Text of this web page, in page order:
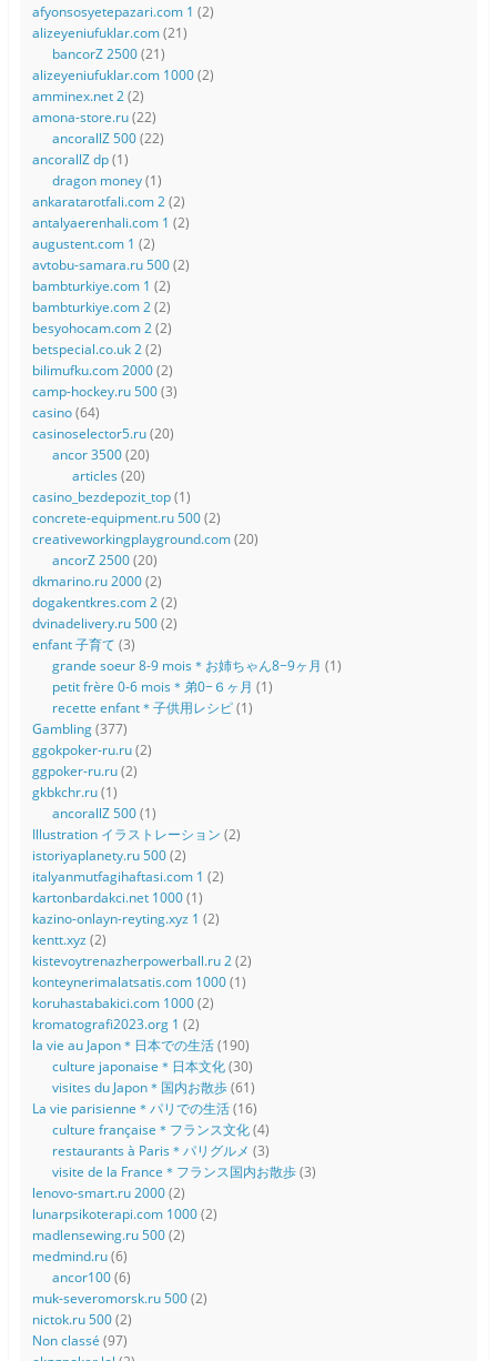
afyonsosyetepazari.com 1 (2)
alizeyeniufuklar.com(21)
bancorZ 2500(21)
alizeyeniufuklar.com 1000(2)
amminex.net 2(2)
amona-store.ru(22)
ancorallZ 500(22)
ancorallZ dp(1)
dragon money(1)
ankaratarotfali.com 2(2)
antalyaerenhali.com 1 (2)
augustent.com 1 (2)
avtobu-samara.ru 500(2)
bambturkiye.com 1 (2)
bambturkiye.com 2(2)
besyohocam.com 2(2)
betspecial.co.uk 2(2)
bilimufku.com 2000(2)
camp-hockey.ru 500(3)
casino(64)
casinoselector5.ru(20)
ancor 3500(20)
articles (20)
casino_bezdepozit_top(1)
concrete-equipment.ru 500(2)
creativeworkingplayground.com(20)
ancorZ 2500(20)
dkmarino.ru 2000(2)
dogakentkres.com 2(2)
dvinadelivery.ru 500(2)
enfant 子育て (3)
grande soeur 8-9 mois＊お姉ちゃん8−9ヶ月 (1)
petit frère 0-6 mois＊弟0−６ヶ月 (1)
recette enfant＊子供用レシピ(1)
Gambling(377)
ggokpoker-ru.ru(2)
ggpoker-ru.ru(2)
gkbkchr.ru(1)
ancorallZ 500(1)
Illustration イラストレーション (2)
istoriyaplanety.ru 500(2)
italyanmutfagihaftasi.com 1 (2)
kartonbardakci.net 1000(1)
kazino-onlayn-reyting.xyz 1 (2)
kentt.xyz (2)
kistevoytrenazherpowerball.ru 2(2)
konteynerimalatsatis.com 1000(1)
koruhastabakici.com 1000(2)
kromatografi2023.org 1 (2)
la vie au Japon＊日本での生活(190)
culture japonaise＊日本文化(30)
visites du Japon＊国内お散歩(61)
La vie parisienne＊パリでの生活(16)
culture française＊フランス文化(4)
restaurants à Paris＊パリグルメ (3)
visite de la France＊フランス国内お散歩(3)
lenovo-smart.ru 2000(2)
lunarpsikoterapi.com 1000(2)
madlensewing.ru 500(2)
medmind.ru(6)
ancor100(6)
muk-severomorsk.ru 500(2)
nictok.ru 500(2)
Non classé (97)